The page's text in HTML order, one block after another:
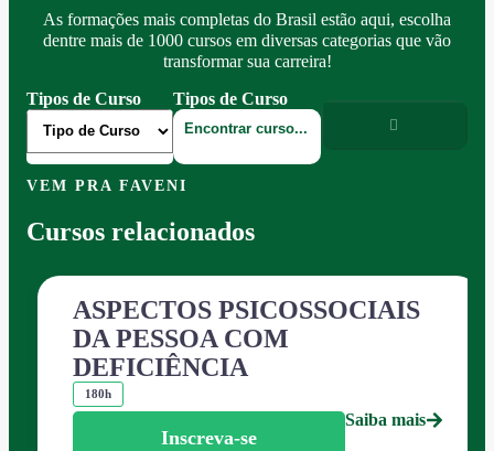
As formações mais completas do Brasil estão aqui, escolha
dentre mais de 1000 cursos em diversas categorias que vão
transformar sua carreira!
Tipos de Curso
Tipos de Curso
VEM PRA FAVENI
Cursos relacionados
ASPECTOS PSICOSSOCIAIS
DA PESSOA COM
DEFICIÊNCIA
180h
Inscreva-se
Saiba mais